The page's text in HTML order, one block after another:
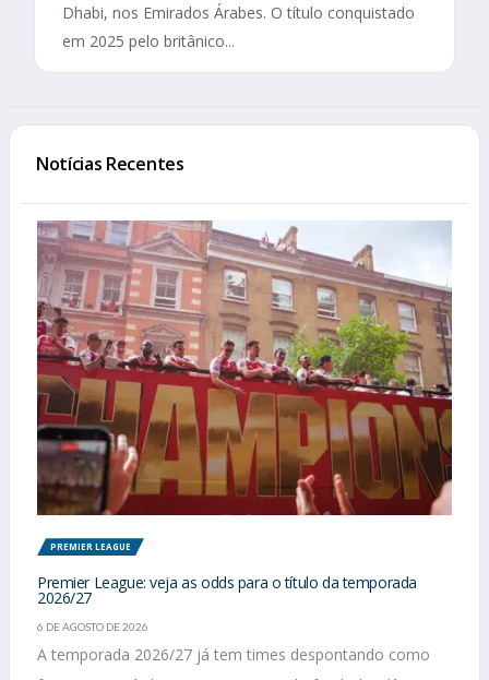
Dhabi, nos Emirados Árabes. O título conquistado
em 2025 pelo britânico...
Notícias Recentes
PREMIER LEAGUE
Premier League: veja as odds para o título da temporada
2026/27
6 DE AGOSTO DE 2026
A temporada 2026/27 já tem times despontando como